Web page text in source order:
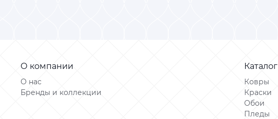
О компании
О нас
Бренды и коллекции
Каталог
Ковры
Краски
Обои
Пледы